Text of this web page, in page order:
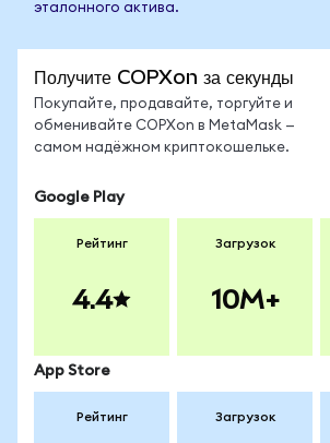
эталонного актива.
Получите COPXon за секунды
Покупайте, продавайте, торгуйте и
обменивайте COPXon в MetaMask —
самом надёжном криптокошельке.
Google Play
Рейтинг
4.4
Загрузок
10M+
App Store
Рейтинг Загрузок